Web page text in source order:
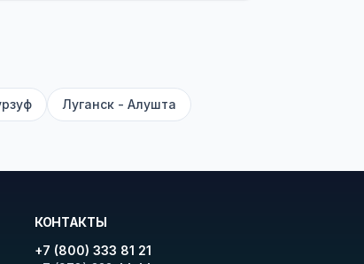
Кнопка «Детали рейса»
Луганск - Алушта
КОНТАКТЫ
+7 (800) 333 81 21